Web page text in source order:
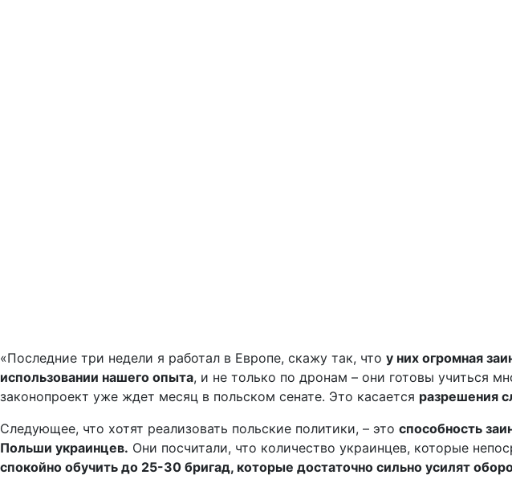
«Последние три недели я работал в Европе, скажу так, что у них огромная
использовании нашего опыта, и не только по дронам – они готовы учиться
законопроект уже ждет месяц в польском сенате. Это касается разрешения
Следующее, что хотят реализовать польские политики, – это способность
Польши украинцев. Они посчитали, что количество украинцев, которые
спокойно обучить до 25-30 бригад, которые достаточно сильно усилят